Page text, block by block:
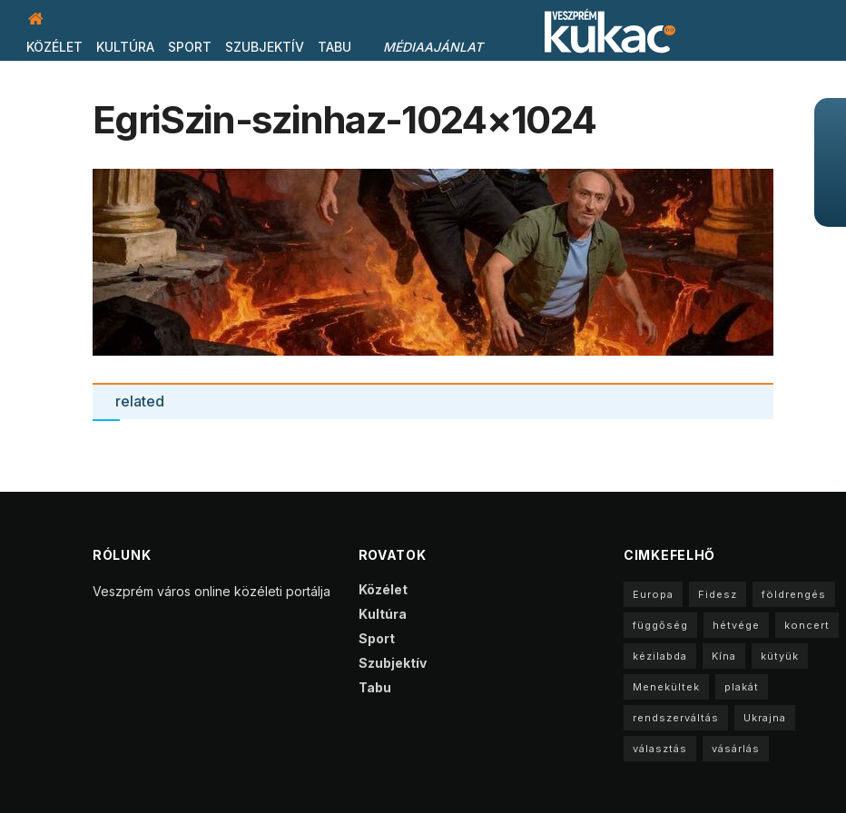
KÖZÉLET KULTÚRA SPORT SZUBJEKTÍV TABU MÉDIAAJÁNLAT
EgriSzin-szinhaz-1024×1024
related
RÓLUNK
Veszprém város online közéleti portálja
ROVATOK
Közélet
Kultúra
Sport
Szubjektív
Tabu
CIMKEFELHŐ
Europa Fidesz földrengés
függőség hétvége koncert
kézilabda Kína kütyük
Menekültek plakát
rendszerváltás Ukrajna
választás vásárlás